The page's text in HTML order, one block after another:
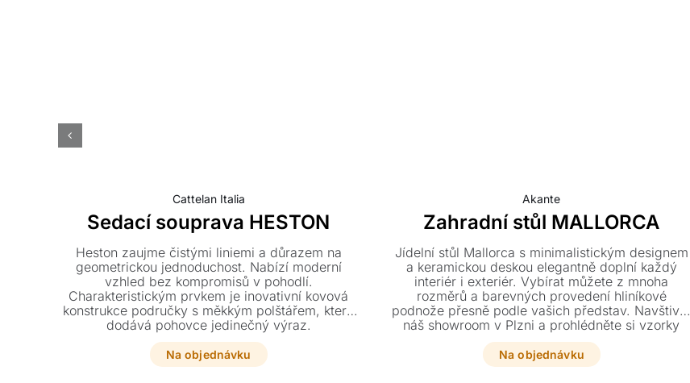
Cattelan Italia
Sedací souprava HESTON
Heston zaujme čistými liniemi a důrazem na
geometrickou jednoduchost. Nabízí moderní
vzhled bez kompromisů v pohodlí.
Charakteristickým prvkem je inovativní kovová
konstrukce područky s měkkým polštářem, která
dodává pohovce jedinečný výraz.
Na objednávku
Akante
Zahradní stůl MALLORCA
Jídelní stůl Mallorca s minimalistickým designem
a keramickou deskou elegantně doplní každý
interiér i exteriér. Vybírat můžete z mnoha
rozměrů a barevných provedení hliníkové
podnože přesně podle vašich představ. Navštivte
náš showroom v Plzni a prohlédněte si vzorky
materiálů naživo.
Na objednávku